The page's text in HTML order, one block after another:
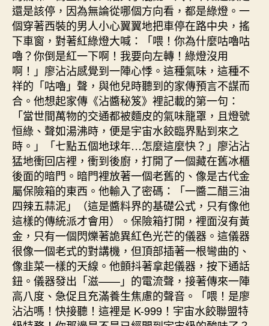
還是該停，因為無論從哪個方向看，都是綠燈。一
個穿著西裝的男人小心翼翼地把車停在路中央，搖
下車窗，對著紅綠燈大喊：「喂！你為什麼咕嚕咕
嚕？你倒是紅一下啊！我要向左轉！綠燈沒用
啊！」廖沾沾感覺到一陣心悸。這種氣味，這種不
祥的「咕嚕」聲，與他兒時聽到的家傳預言不謀而
合。他想起家傳《沾醬秘笈》裡記載的第一句：
「當世間萬物的交通都被麵皮的氣味籠罩，且燈號
恒綠、聲如湯沸時，便是宇宙水餃臨界點到來之
時。」「七點五個地球年…怎麼這麼快？」廖沾沾
猛地衝回店裡，衝到後廚，打開了一個藏在舊冰櫃
後面的暗門。暗門裡放著一個老舊的、像是古代金
屬保險箱的東西。他輸入了密碼：「一醬二醋三油
四辣五蒜泥」（這是醬料界的基礎公式，只有像他
這樣的傳統派才會用）。保險箱打開，裡面沒有黃
金，只有一個閃爍著詭異紅色光芒的儀器。這儀器
很像一個老式的對講機，但頂部插著一根彎曲的、
像韭菜一樣的天線。他顫抖著拿起儀器，按下通話
鈕。儀器發出「滋——」的電流聲，接著傳來一陣
高八度、急促且充滿養生焦慮的聲音。「喂！是廖
沾沾嗎！快接聽！這裡是 K-999！宇宙水餃聯盟特